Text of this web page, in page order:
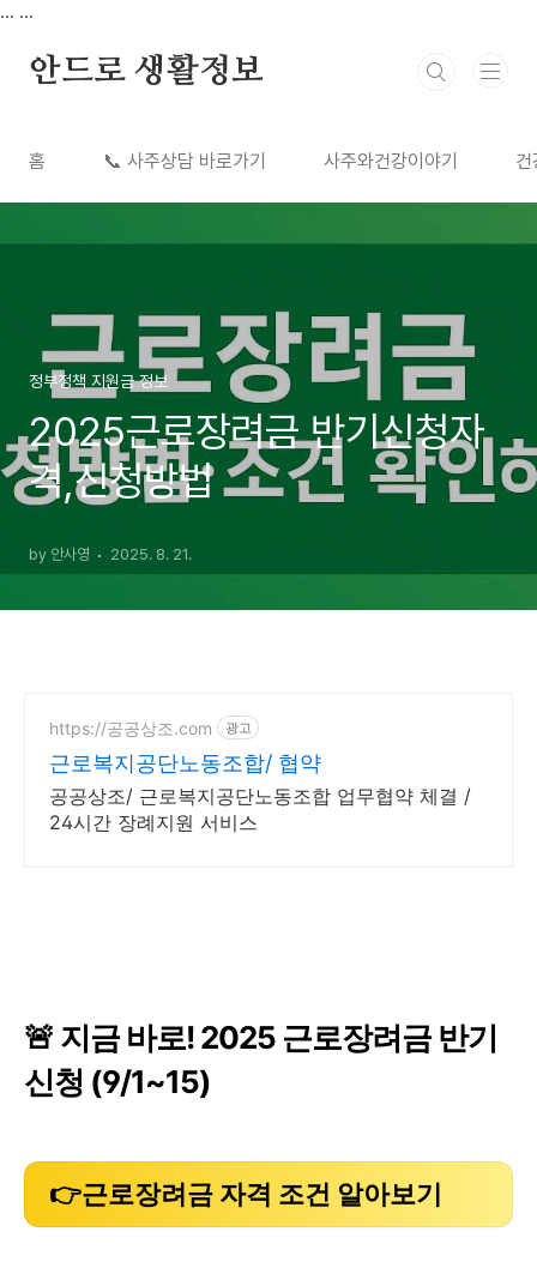
... ...
안드로 생활정보
홈 📞 사주상담 바로가기 사주와건강이야기 건
정부정책 지원금 정보
2025근로장려금 반기신청자
격,신청방법
by 안사영 2025. 8. 21.
https://공공상조.com 광고
근로복지공단노동조합/ 협약
공공상조/ 근로복지공단노동조합 업무협약 체결 /
24시간 장례지원 서비스
🚨 지금 바로! 2025 근로장려금 반기
신청 (9/1~15)
👉근로장려금 자격 조건 알아보기